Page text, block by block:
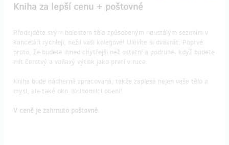
Kniha za lepší cenu + poštovné
Předejděte svým bolestem těla způsobeným neustálým sezením v
kanceláři rychleji, nežli vaši kolegové! Ulevíte si dvakrát. Poprvé
proto, že budete ihned chytřejši než ostatní a podruhé, když budete
mít čerstvý a voňavý výtisk jako první v ruce.
Kniha bude nádherně zpracovaná, takže zaplesá nejen vaše tělo a
mysl, ale také oko. Knihomilci ocení!
V ceně je zahrnuto poštovné.